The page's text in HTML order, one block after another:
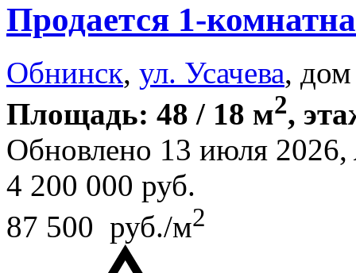
Продается 1-
Обнинск, ул. Усачева,
Площадь: 48 / 18 м2,
Обновлено 13 июля 2026,
4 200 000 руб.
87 500 руб./м2